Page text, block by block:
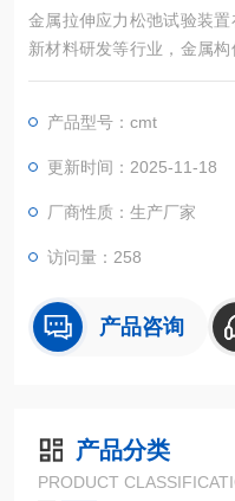
金属拉伸应力松弛试验装
新材料研发等行业，金属构
弛，直接影响产品的尺寸
下应力随时间衰减的规律
支持。
产品型号：cmt
更新时间：2025-11-18
厂商性质：生产厂家
访问量：258
产品咨询
产品分类
PRODUCT